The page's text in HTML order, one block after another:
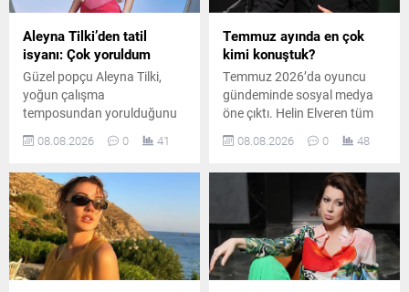
Aleyna Tilki’den tatil
isyanı: Çok yoruldum
Güzel popçu Aleyna Tilki,
yoğun çalışma
temposundan yorulduğunu
belirterek sosyal medya
hesabından yaptığı
getirdi.
08.08.2026 0 41
Temmuz ayında en çok
kimi konuştuk?
Temmuz 2026’da oyuncu
gündeminde sosyal medya
öne çıktı. Helin Elveren tüm
mecralarda ilk sırayı alırken,
Zihni Göktay ve Kadir İnanır
ve anma gündemiyle dikkat
08.08.2026 0 48